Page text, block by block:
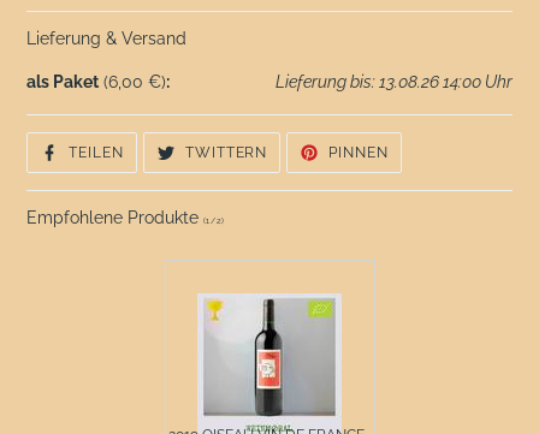
Lieferung & Versand
als Paket (6,00 €): Lieferung bis: 13.08.26 14:00 Uhr
TEILENAUF
FACEBOOK
TEILEN
TWITTERN
TWITTER
TWITTERN
PINNEN
PINNEN
Empfohlene Produkte (1/2)